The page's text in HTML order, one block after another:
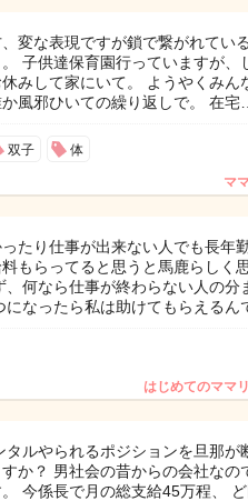
変な表現ですが鎖で繋がれてい
子供達保育園行っていますが、
みして家にいて。 ようやくみん
風邪ひいての繰り返しで。 在宅…
双子 体
マ
たり仕事が出来ない人でも長年
もらってると思うと馬鹿らしく
何なら仕事が終わらない人の分
なったら私は助けてもらえるん
はじめてのママ
ルやられるポジションを旦那が
か？ 男社会の昔からの会社なの
今係長で月の総支給45万程、